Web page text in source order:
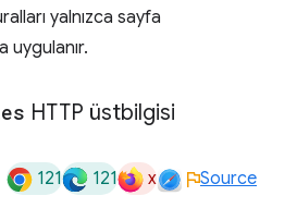
yalnızca sayfa
uygulanır.
HTTP üstbilgisi
121 121 x Source